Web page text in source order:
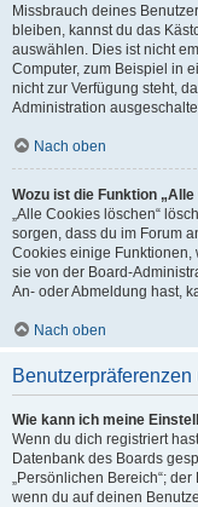
Missbrauch deines
bleiben, kannst du das
auswählen. Dies ist nicht
Computer, zum Beispiel in
nicht zur Verfügung steht,
Administration
Nach oben
Wozu ist die Funktion
„Alle Cookies löschen“
sorgen, dass du im Forum
Cookies einige Funktionen,
sie von der Board-
An- oder Abmeldung hast,
Nach oben
Wie kann ich meine
Wenn du dich registriert
Datenbank des Boards
„Persönlichen Bereich“;
wenn du auf deinen